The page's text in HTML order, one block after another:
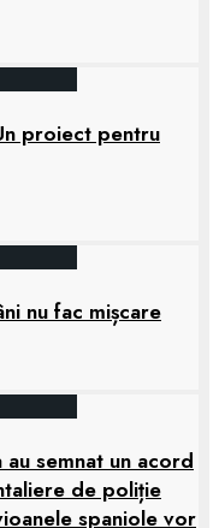
proiect pentru
nu fac mișcare
au semnat un acord
de poliție
spaniole vor